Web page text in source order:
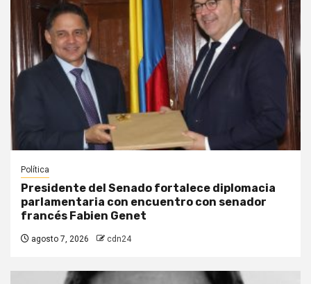
Política
Presidente del Senado fortalece diplomacia
parlamentaria con encuentro con senador
francés Fabien Genet
agosto 7, 2026 cdn24